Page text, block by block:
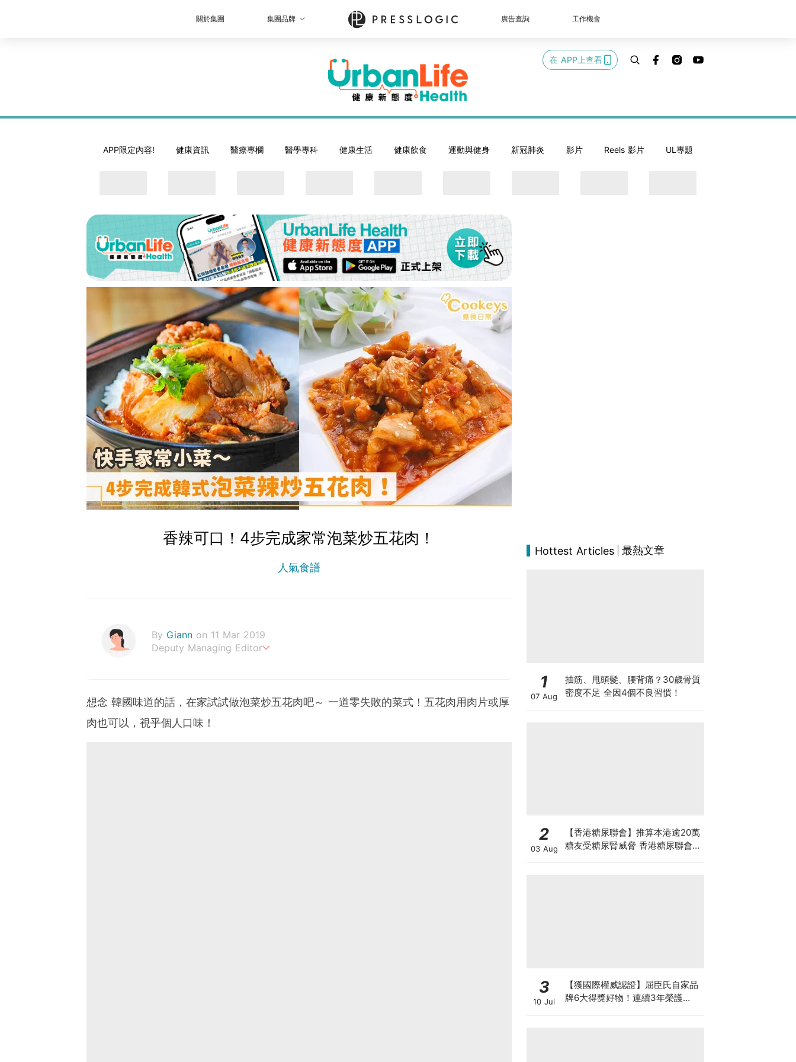
關於集團 集團品牌 廣告查詢 工作機會
在 APP上查看
APP限定內容! 健康資訊 醫療專欄 醫學專科 健康生活 健康飲食 運動與健身 新冠肺炎 影片 Reels 影片 UL專題
香辣可口！4步完成家常泡菜炒五花肉！
人氣食譜
By Giann on 11 Mar 2019
Deputy Managing Editor
想念 韓國味道的話，在家試試做泡菜炒五花肉吧～ 一道零失敗的菜式！五花肉用肉片或厚
肉也可以，視乎個人口味！
Hottest Articles 最熱文章
1
07 Aug
抽筋、甩頭髮、腰背痛？30歲骨質
密度不足 全因4個不良習慣！
2
03 Aug
【香港糖尿聯會】推算本港逾20萬
糖友受糖尿腎威脅 香港糖尿聯會
3
10 Jul
【獲國際權威認證】屈臣氏自家品
牌6大得獎好物！連續3年榮護